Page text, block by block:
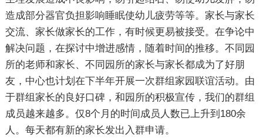
造成部分器官负担影响睡眠使幼儿疲劳等等。家长与家长
交流、家长做家长的工作，有时候更易被接受。在争论中
解决问题，在探讨中增进感情，随着时间的推移。不同园
所的老师和家长、不同园所的家长与家长都成为了好朋
友，中心也计划在下半年开展一次群组家园联谊活动。由
于群组家长的良好口碑，和园所的积极宣传，我们的群组
成员越来越多。仅8个月的时间成员人数已上升到180余
人。每天都有新的家长发出入群申请。